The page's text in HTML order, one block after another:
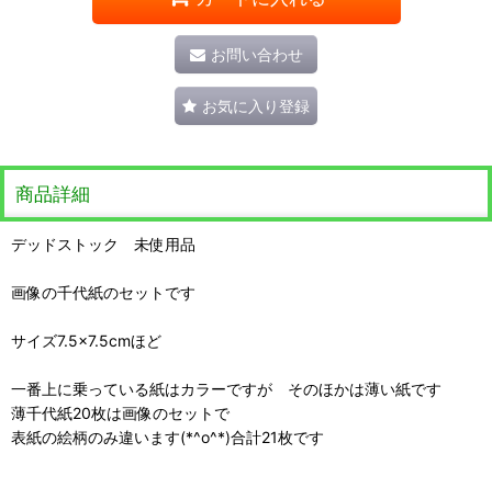
お問い合わせ
お気に入り登録
商品詳細
デッドストック 未使用品
画像の千代紙のセットです
サイズ7.5×7.5cmほど
一番上に乗っている紙はカラーですが そのほかは薄い紙です
薄千代紙20枚は画像のセットで
表紙の絵柄のみ違います(*^o^*)合計21枚です